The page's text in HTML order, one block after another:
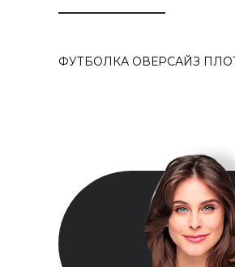
ФУТБОЛКА ОВЕРСАЙЗ